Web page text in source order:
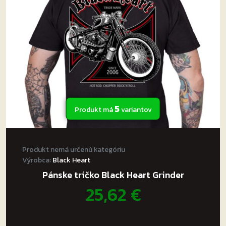
môžete
vybrať
produktu.
Produkt má5variantov
Produkt nemá určenú kategóriu
Výrobca:Black Heart
Pánske tričko Black Heart Grinder
25,62 €